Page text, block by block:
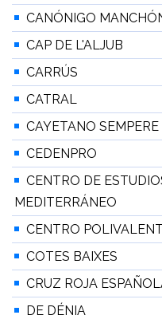
CANÓNIGO
CAP DE L'ALJUB
CARRÚS
CATRAL
CAYETANO SEMPERE
CEDENPRO
CENTRO DE
MEDITERRÁNEO
CENTRO
COTES BAIXES
CRUZ ROJA
DE DÉNIA